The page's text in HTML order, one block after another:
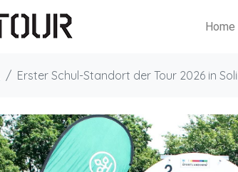
Home
Erster Schul-Standort der Tour 2026 in